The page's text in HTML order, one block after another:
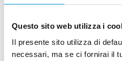
Questo sito web utilizza i
Il presente sito utilizza di
necessari, ma se ci fornirai il
generazionelow SAPSin
grado di offrire eccellenti
salvaguardando al